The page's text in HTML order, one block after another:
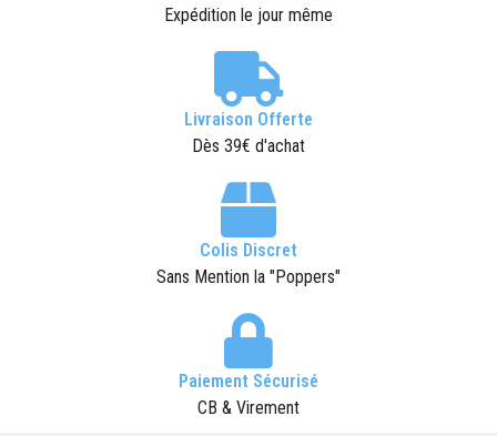
Expédition le jour même
Livraison Offerte
Dès 39€ d'achat
Colis Discret
Sans Mention la "Poppers"
Paiement Sécurisé
CB & Virement